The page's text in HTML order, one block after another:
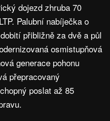
dojezd zhruba 70
Palubní nabíječka o
přibližně za dvě a půl
osmistupňová
generace pohonu
přepracovaný
poslat až 85